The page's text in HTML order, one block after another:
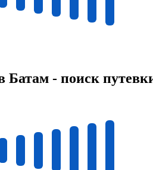
Батам - поиск